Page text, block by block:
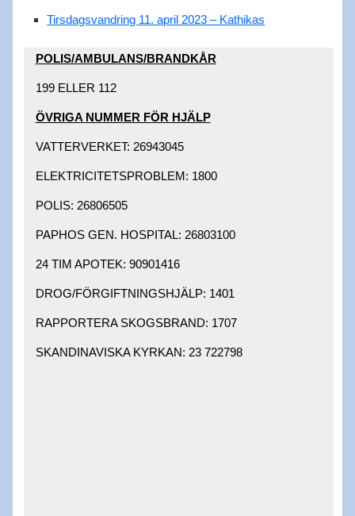
Tirsdagsvandring 11. april 2023 – Kathikas
POLIS/AMBULANS/BRANDKÅR​
199 ELLER 112​
ÖVRIGA NUMMER FÖR HJÄLP​
VATTERVERKET: 26943045 ​
ELEKTRICITETSPROBLEM: 1800 ​
POLIS: 26806505 ​
PAPHOS GEN. HOSPITAL: 26803100 ​
24 TIM APOTEK: 90901416 ​
DROG/FÖRGIFTNINGSHJÄLP: 1401 ​
RAPPORTERA SKOGSBRAND: 1707 ​
SKANDINAVISKA KYRKAN: 23 722798 ​